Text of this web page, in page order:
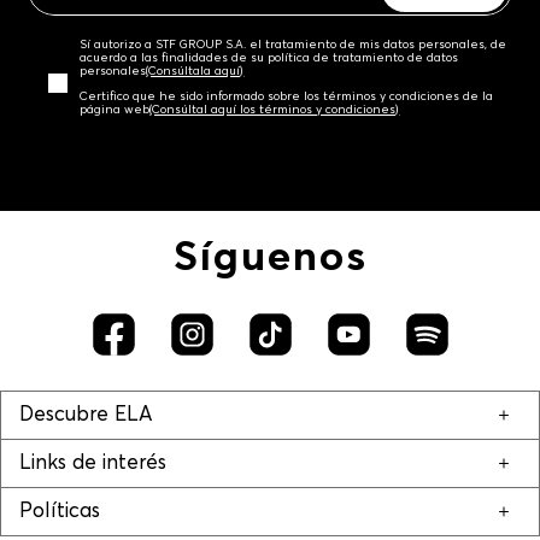
Sí autorizo a STF GROUP S.A. el tratamiento de mis datos personales, de
acuerdo a las finalidades de su política de tratamiento de datos
personales‎(Consúltala aquí)
Certifico que he sido informado sobre los términos y condiciones de la
página web‎(Consúltal aquí los términos y condiciones)
Síguenos
Descubre ELA
Links de interés
Políticas